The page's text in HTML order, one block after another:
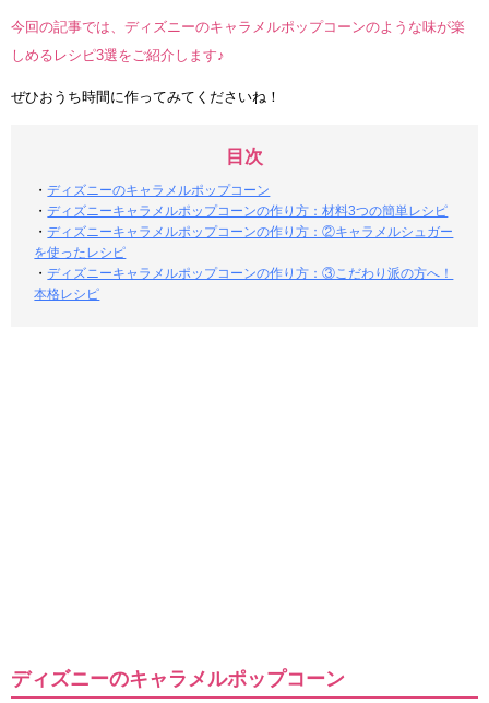
今回の記事では、ディズニーのキャラメルポップコーンのような味が楽
しめるレシピ3選をご紹介します♪
ぜひおうち時間に作ってみてくださいね！
目次
・ディズニーのキャラメルポップコーン
・ディズニーキャラメルポップコーンの作り方：材料3つの簡単レシピ
・ディズニーキャラメルポップコーンの作り方：②キャラメルシュガー
を使ったレシピ
・ディズニーキャラメルポップコーンの作り方：③こだわり派の方へ！
本格レシピ
ディズニーのキャラメルポップコーン